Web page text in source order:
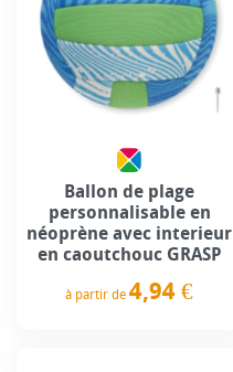
Ballon de plage
personnalisable en
néoprène avec interieur
en caoutchouc GRASP
à partir de 4,94 €